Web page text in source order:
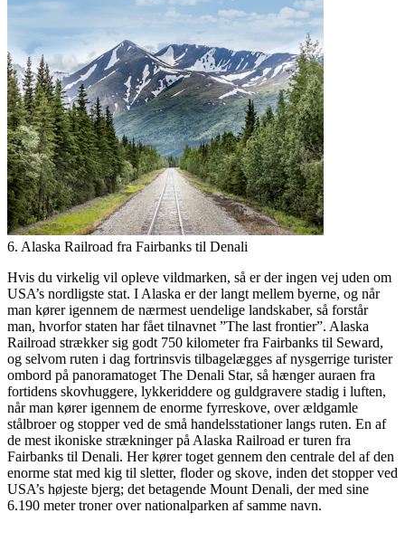
6. Alaska Railroad fra Fairbanks til Denali
Hvis du virkelig vil opleve vildmarken, så er der ingen vej uden om
USA’s nordligste stat. I Alaska er der langt mellem byerne, og når
man kører igennem de nærmest uendelige landskaber, så forstår
man, hvorfor staten har fået tilnavnet ”The last frontier”. Alaska
Railroad strækker sig godt 750 kilometer fra Fairbanks til Seward,
og selvom ruten i dag fortrinsvis tilbagelægges af nysgerrige turister
ombord på panoramatoget The Denali Star, så hænger auraen fra
fortidens skovhuggere, lykkeriddere og guldgravere stadig i luften,
når man kører igennem de enorme fyrreskove, over ældgamle
stålbroer og stopper ved de små handelsstationer langs ruten. En af
de mest ikoniske strækninger på Alaska Railroad er turen fra
Fairbanks til Denali. Her kører toget gennem den centrale del af den
enorme stat med kig til sletter, floder og skove, inden det stopper ved
USA’s højeste bjerg; det betagende Mount Denali, der med sine
6.190 meter troner over nationalparken af samme navn.